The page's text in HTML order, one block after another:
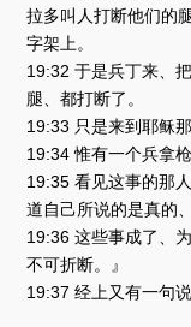
拉多叫人打断他们的
字架上。
19:32 于是兵丁来、
腿、都打断了。
19:33 只是来到耶稣
19:34 惟有一个兵拿
19:35 看见这事的那
道自己所说的是真的
19:36 这些事成了、
不可折断。』
19:37 经上又有一句